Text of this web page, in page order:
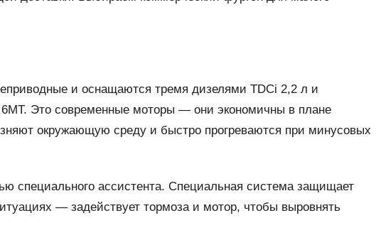
и оснащаются тремя дизелями TDCi 2,2 л и
Это современные моторы — они экономичны в плане
окружающую среду и быстро прогреваются при минусовых
специального ассистента. Специальная система защищает
— задействует тормоза и мотор, чтобы выровнять